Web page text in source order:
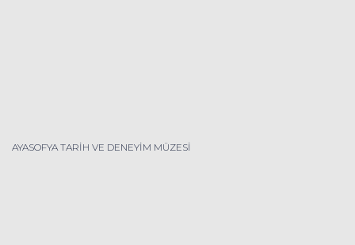
AYASOFYA TARİH VE DENEYİM MÜZESİ